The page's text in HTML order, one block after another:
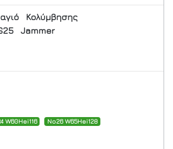
Κολύμβησης
Jammer
W60Hei116 No26 W65Hei128